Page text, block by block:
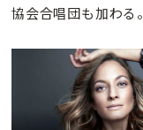
協会合唱団も加わる。